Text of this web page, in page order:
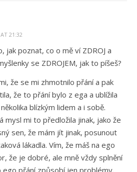
21:32
jak poznat, co o mě ví ZDROJ a
se ZDROJEM, jak to píšeš?
že se mi zhmotnilo přání a pak
že to přání bylo z ega a ublížila
blízkým lidem a i sobě.
mysl mi to předložila jinak, jako že
sen, že mám jít jinak, posunout
lákadla. Vím, že máš na ego
že je dobré, ale mně vždy splnění
ego přání způsobí jen problémy.